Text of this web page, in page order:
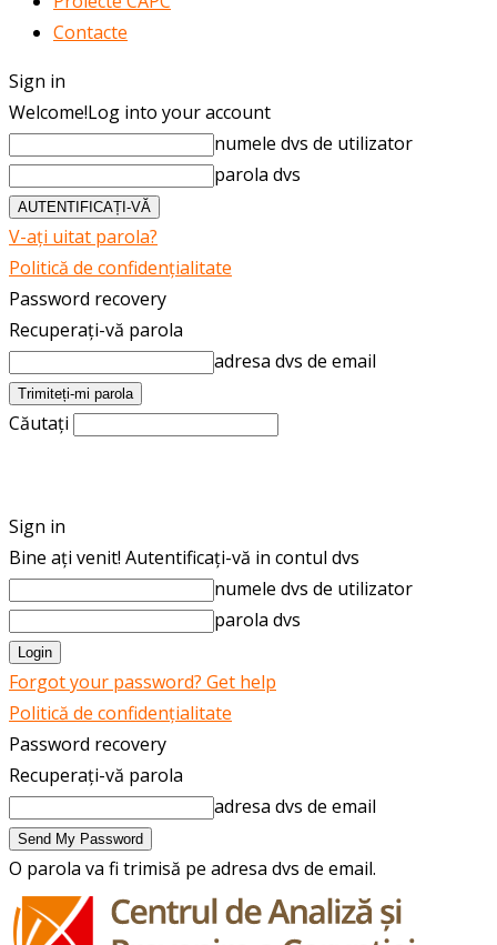
Contacte
Sign in
Welcome!Log into your account
numele dvs de utilizator
parola dvs
V-ați uitat parola?
Politică de confidențialitate
Password recovery
Recuperați-vă parola
adresa dvs de email
Căutați
Sign in
Bine ați venit! Autentificați-vă in contul dvs
numele dvs de utilizator
parola dvs
Forgot your password? Get help
Politică de confidențialitate
Password recovery
Recuperați-vă parola
adresa dvs de email
O parola va fi trimisă pe adresa dvs de email.